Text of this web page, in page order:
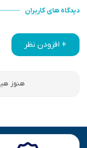
دیدگاه های کاربران
+ افزودن نظر
هنوز